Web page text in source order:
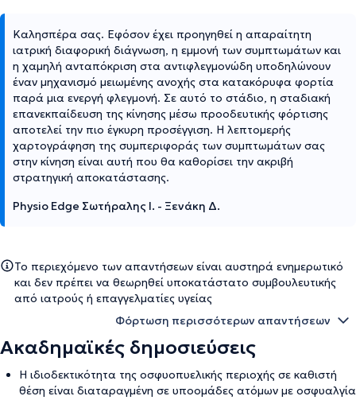
Καλησπέρα σας. Εφόσον έχει προηγηθεί η απαραίτητη
ιατρική διαφορική διάγνωση, η εμμονή των συμπτωμάτων και
η χαμηλή ανταπόκριση στα αντιφλεγμονώδη υποδηλώνουν
έναν μηχανισμό μειωμένης ανοχής στα κατακόρυφα φορτία
παρά μια ενεργή φλεγμονή. Σε αυτό το στάδιο, η σταδιακή
επανεκπαίδευση της κίνησης μέσω προοδευτικής φόρτισης
αποτελεί την πιο έγκυρη προσέγγιση. Η λεπτομερής
χαρτογράφηση της συμπεριφοράς των συμπτωμάτων σας
στην κίνηση είναι αυτή που θα καθορίσει την ακριβή
στρατηγική αποκατάστασης.
Physio Edge Σωτήραλης Ι. - Ξενάκη Δ.
Το περιεχόμενο των απαντήσεων είναι αυστηρά ενημερωτικό
και δεν πρέπει να θεωρηθεί υποκατάστατο συμβουλευτικής
από ιατρούς ή επαγγελματίες υγείας
Φόρτωση περισσότερων απαντήσεων
Ακαδημαϊκές δημοσιεύσεις
Η ιδιοδεκτικότητα της οσφυοπυελικής περιοχής σε καθιστή
θέση είναι διαταραγμένη σε υποομάδες ατόμων με οσφυαλγία